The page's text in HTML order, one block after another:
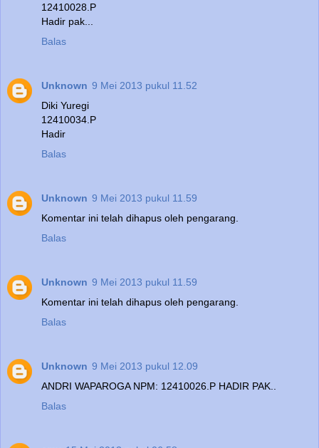
12410028.P
Hadir pak...
Balas
Unknown 9 Mei 2013 pukul 11.52
Diki Yuregi
12410034.P
Hadir
Balas
Unknown 9 Mei 2013 pukul 11.59
Komentar ini telah dihapus oleh pengarang.
Balas
Unknown 9 Mei 2013 pukul 11.59
Komentar ini telah dihapus oleh pengarang.
Balas
Unknown 9 Mei 2013 pukul 12.09
ANDRI WAPAROGA NPM: 12410026.P HADIR PAK..
Balas